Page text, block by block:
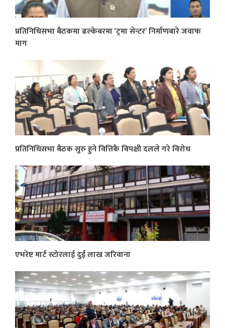
प्रतिनिधिसभा बैठकमा ढल्केबरमा ‘ट्रमा सेन्टर’ निर्माणबारे जवाफ
माग
प्रतिनिधिसभा बैठक सुरु हुने वित्तिकै विपक्षी दलले गरे विरोध
एभरेष्ट मार्ट स्टोरलाई दुई लाख जरिवाना